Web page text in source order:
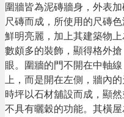
圍牆皆為泥磚牆身，外表加
尺磚而成，所使用的尺磚色
鮮明亮麗，加上其建築物上
數頗多的裝飾，顯得格外搶
眼。圍牆的門不開在中軸線
上，而是開在左側，牆內的
時坪以石材舖設而成，顯然
不具有曬穀的功能。其橫屋